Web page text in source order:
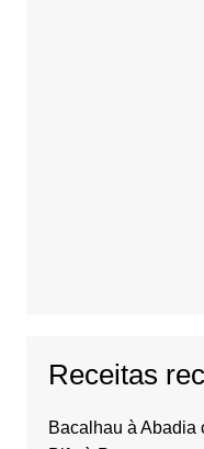
Receitas
Bacalhau à Abadia